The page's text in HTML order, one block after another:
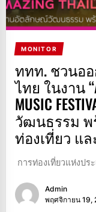
MONITOR
ททท. ชวนอ
ไทย ในงาน
MUSIC
วัฒนธรรม พ
ท่องเที่ยว แ
การท่องเที่ยวแห่งประ
Admin
พฤศจิกายน 19,